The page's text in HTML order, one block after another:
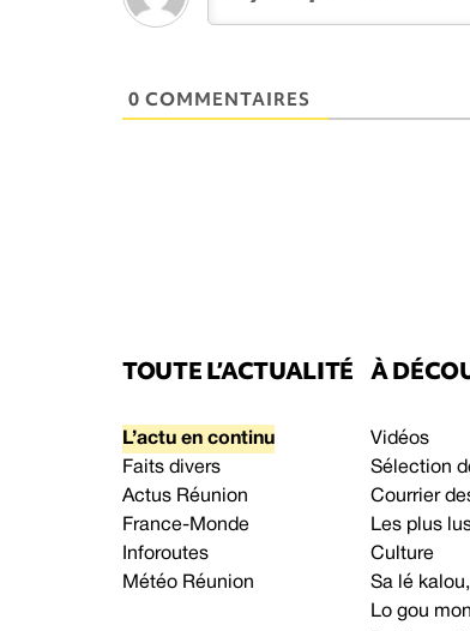
0 COMMENTAIRES
TOUTE L’ACTUALITÉ
L’actu en continu
Faits divers
Actus Réunion
France-Monde
Inforoutes
Météo Réunion
À
Vidéos
Sélection
Courrier
Les plus
Culture
Sa lé
Lo gou